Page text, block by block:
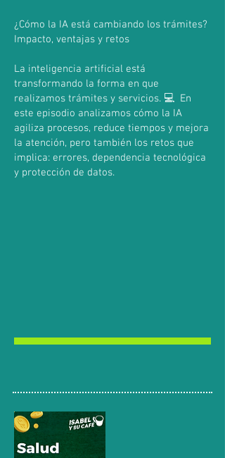
¿Cómo la IA está cambiando los trámites?
Impacto, ventajas y retos
La inteligencia artificial está
transformando la forma en que
realizamos trámites y servicios. 💻 En
este episodio analizamos cómo la IA
agiliza procesos, reduce tiempos y mejora
la atención, pero también los retos que
implica: errores, dependencia tecnológica
y protección de datos.